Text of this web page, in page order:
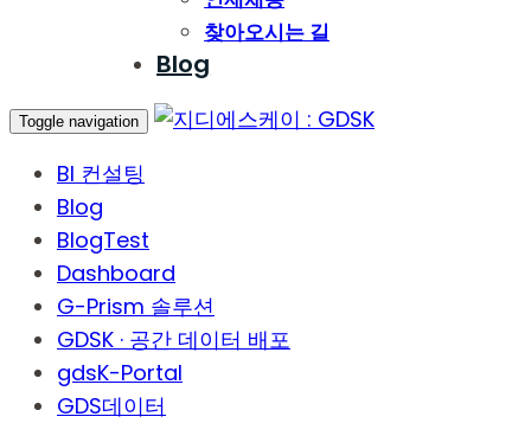
찾아오시는 길
Blog
Toggle navigation
BI 컨설팅
Blog
BlogTest
Dashboard
G-Prism 솔루션
GDSK · 공간 데이터 배포
gdsK-Portal
GDS데이터